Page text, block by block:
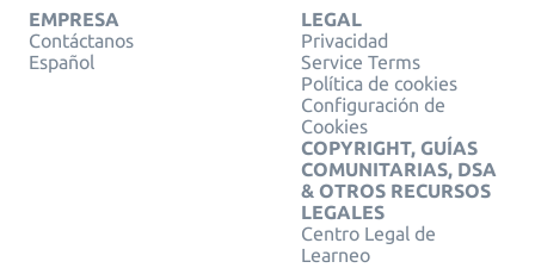
EMPRESA
Contáctanos
Español
LEGAL
Privacidad
Service Terms
Política de cookies
Configuración de
Cookies
COPYRIGHT, GUÍAS
COMUNITARIAS, DSA
& OTROS RECURSOS
LEGALES
Centro Legal de
Learneo